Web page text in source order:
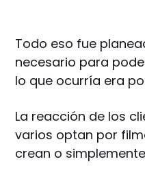
Todo eso fue
necesario para
lo que ocurría era
La reacción de los
varios optan por
crean o